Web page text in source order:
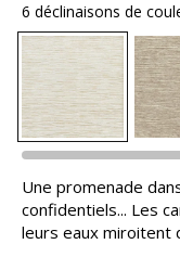
6 déclinaisons de
Une promenade
confidentiels... Les
leurs eaux miroitent